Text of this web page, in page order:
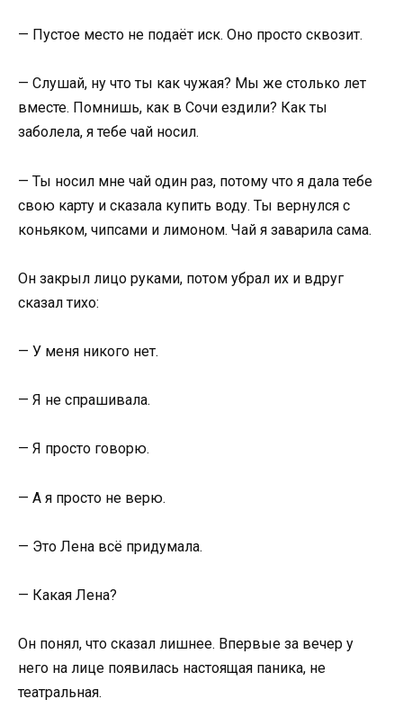
— Пустое место не подаёт иск. Оно просто сквозит.
— Слушай, ну что ты как чужая? Мы же столько лет
вместе. Помнишь, как в Сочи ездили? Как ты
заболела, я тебе чай носил.
— Ты носил мне чай один раз, потому что я дала тебе
свою карту и сказала купить воду. Ты вернулся с
коньяком, чипсами и лимоном. Чай я заварила сама.
Он закрыл лицо руками, потом убрал их и вдруг
сказал тихо:
— У меня никого нет.
— Я не спрашивала.
— Я просто говорю.
— А я просто не верю.
— Это Лена всё придумала.
— Какая Лена?
Он понял, что сказал лишнее. Впервые за вечер у
него на лице появилась настоящая паника, не
театральная.